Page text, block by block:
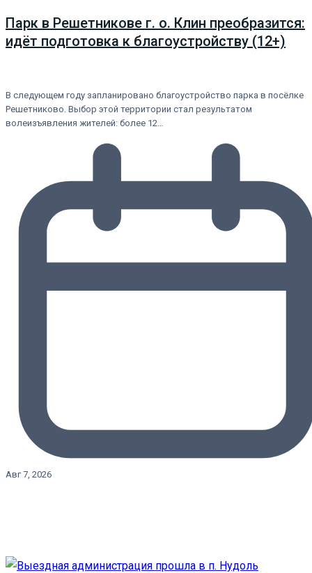
Парк в Решетникове г. о. Клин преобразится:
идёт подготовка к благоустройству (12+)
В следующем году запланировано благоустройство парка в посёлке
Решетниково. Выбор этой территории стал результатом
волеизъявления жителей: более 12…
Авг 7, 2026